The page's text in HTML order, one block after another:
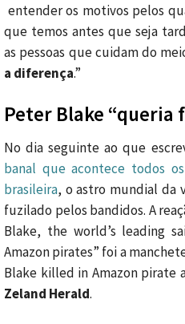
entender os motivos pelos
que temos antes que seja
as pessoas que cuidam do
a diferença.”
Peter Blake “queria
No dia seguinte ao que
banal que acontece todos
brasileira, o astro mundial da
fuzilado pelos bandidos. A
Blake, the world’s leading
Amazon pirates” foi a
Blake killed in Amazon pirate
Zeland Herald.